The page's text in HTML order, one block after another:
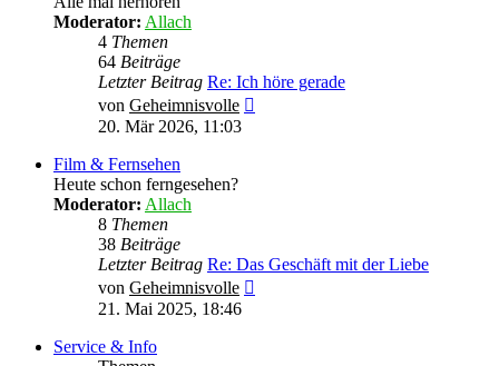
Moderator: Allach
4 Themen
64 Beiträge
Letzter Beitrag Re: Ich höre gerade
von Geheimnisvolle
20. Mär 2026, 11:03
Film & Fernsehen
Heute schon ferngesehen?
Moderator: Allach
8 Themen
38 Beiträge
Letzter Beitrag Re: Das Geschäft mit der Liebe
von Geheimnisvolle
21. Mai 2025, 18:46
Service & Info